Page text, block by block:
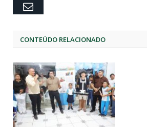
Email
CONTEÚDO RELACIONADO